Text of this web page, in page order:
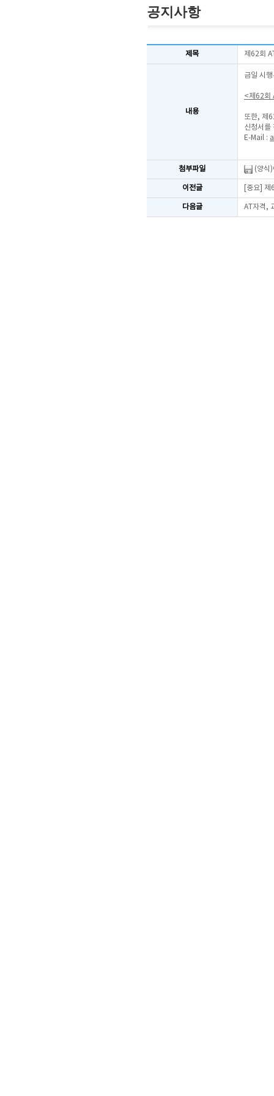
공지사항
제목 제62회
내용
금일 시
<제62회
또한, 제
신청서를
E-Mail :
첨부파일 (양식
이전글 [중요]
다음글 AT자격,